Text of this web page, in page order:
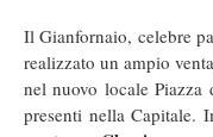
Il Gianfornaio, celebre
realizzato un ampio
nel nuovo locale
presenti nella Capitale.